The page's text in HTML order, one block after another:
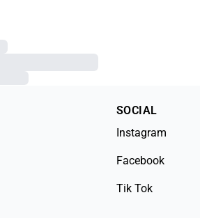
SOCIAL
Instagram
Facebook
Tik Tok